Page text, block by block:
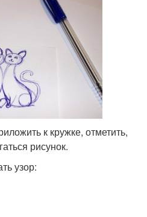
к кружке, отметить,
рисунок.
узор: